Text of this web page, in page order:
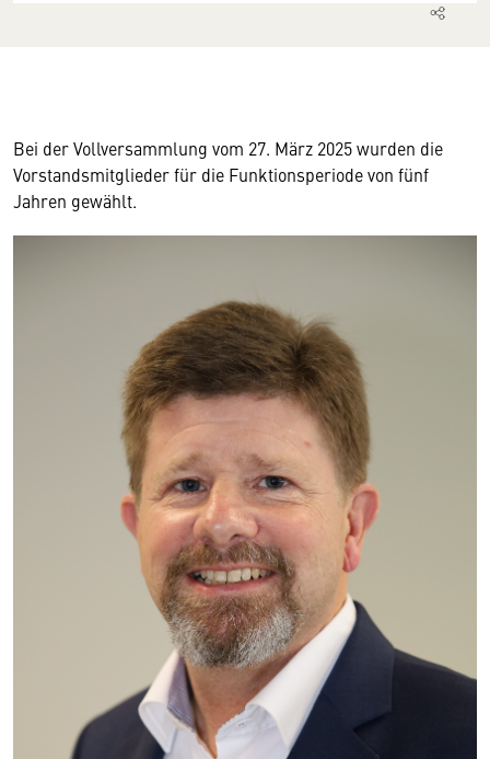
Bei der Vollversammlung vom 27. März 2025 wurden die
Vorstandsmitglieder für die Funktionsperiode von fünf
Jahren gewählt.